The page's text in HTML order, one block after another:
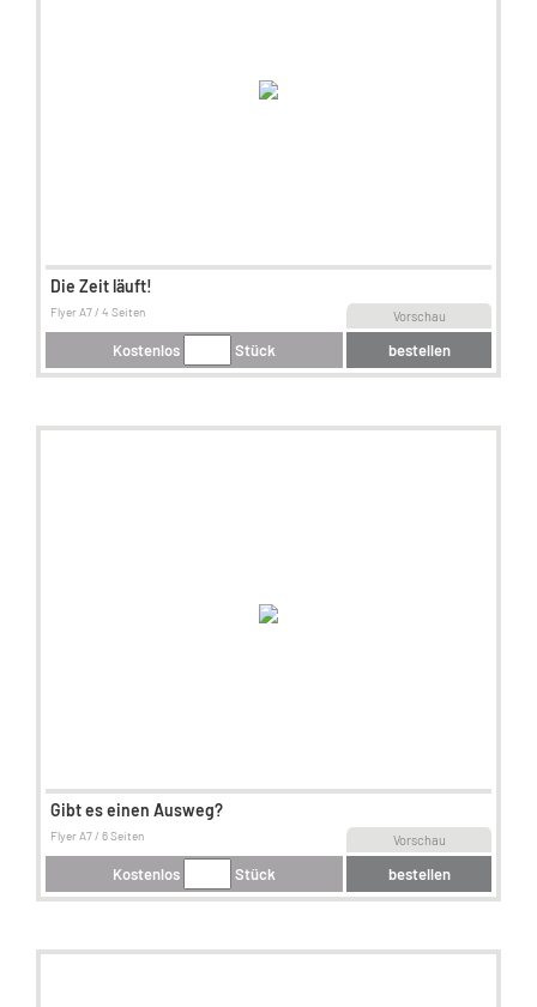
Die Zeit läuft!
Vorschau
Flyer A7 / 4 Seiten
Kostenlos Stück bestellen
Gibt es einen Ausweg?
Vorschau
Flyer A7 / 6 Seiten
Kostenlos Stück bestellen